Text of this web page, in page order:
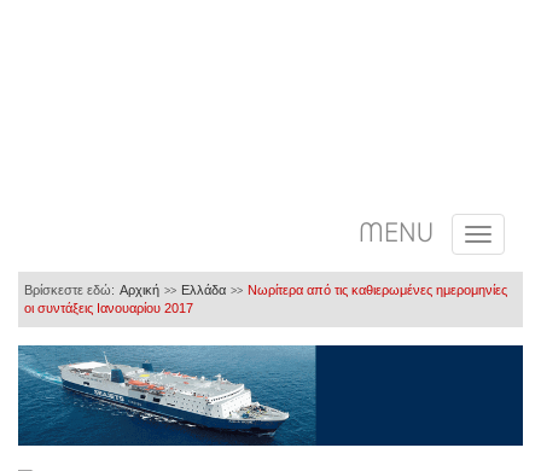
MENU
Βρίσκεστε εδώ: Αρχική >> Ελλάδα >> Νωρίτερα από τις καθιερωμένες ημερομηνίες
οι συντάξεις Ιανουαρίου 2017